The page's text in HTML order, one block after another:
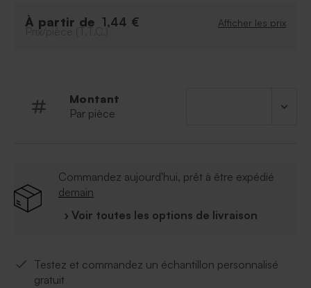
personnalisée de la photo de votre fille et de son
À partir de 1,44 € Afficher les prix
Prix/pièce (T.T.C.)
Montant
Par pièce
Commandez aujourd'hui, prêt à être expédié
demain
› Voir toutes les options de livraison
Testez et commandez un échantillon personnalisé
gratuit